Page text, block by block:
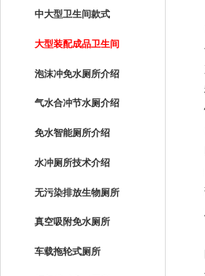
中大型卫生间款式
大型装配成品卫生间
泡沫冲免水厕所介绍
气水合冲节水厕介绍
免水智能厕所介绍
水冲厕所技术介绍
无污染排放生物厕所
真空吸附免水厕所
车载拖轮式厕所